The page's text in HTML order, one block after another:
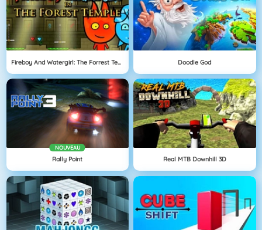
Fireboy And Watergirl: The Forrest Temple Doodle God
NOUVEAU
Rally Point Real MTB Downhill 3D